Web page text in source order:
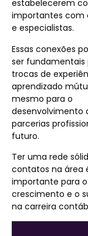
estabelecerem
importantes com
e especialistas.
Essas conexões
ser fundamentais
trocas de
aprendizado
mesmo para o
desenvolvimento
parcerias
futuro.
Ter uma rede
contatos na área
importante para o
crescimento e o
na carreira